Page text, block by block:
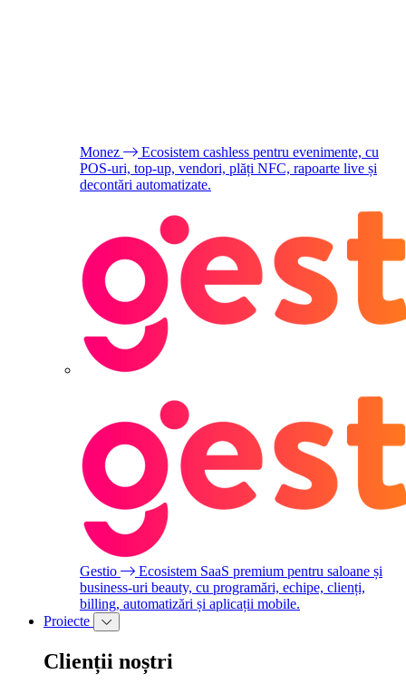
Monez
Ecosistem cashless pentru evenimente, cu
POS-uri, top-up, vendori, plăți NFC, rapoarte live și
decontări automatizate.
Gestio
Ecosistem SaaS premium pentru saloane și
business-uri beauty, cu programări, echipe, clienți,
billing, automatizări și aplicații mobile.
Proiecte
Clienții noștri